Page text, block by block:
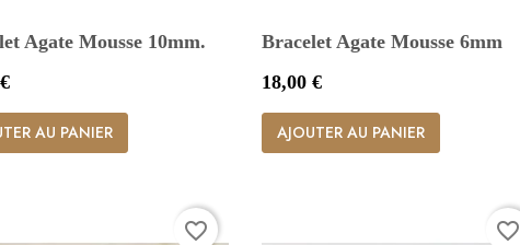
Agate Mousse 10mm.
AU PANIER
Bracelet Agate Mousse 6mm
Prix
18,00 €
AJOUTER AU PANIER
favorite_border favorite_border